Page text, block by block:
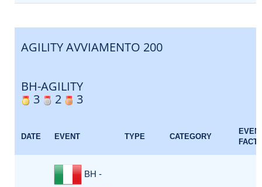
AGILITY AVVIAMENTO 200
BH-AGILITY
3
2 3
DATE EVENT TYPE CATEGORY
BH -